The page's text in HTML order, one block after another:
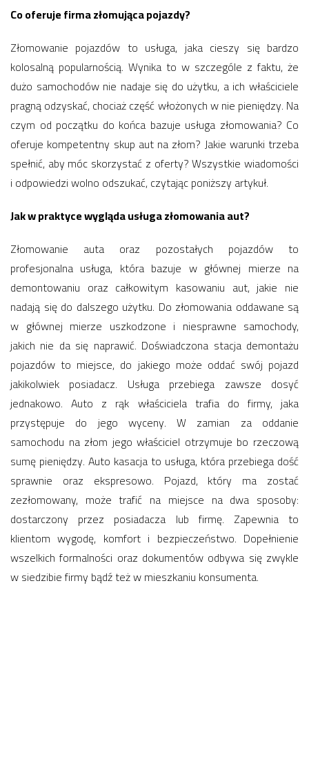
Co oferuje firma złomująca pojazdy?
Złomowanie pojazdów to usługa, jaka cieszy się bardzo
kolosalną popularnością. Wynika to w szczególe z faktu, że
dużo samochodów nie nadaje się do użytku, a ich właściciele
pragną odzyskać, chociaż część włożonych w nie pieniędzy. Na
czym od początku do końca bazuje usługa złomowania? Co
oferuje kompetentny skup aut na złom? Jakie warunki trzeba
spełnić, aby móc skorzystać z oferty? Wszystkie wiadomości
i odpowiedzi wolno odszukać, czytając poniższy artykuł.
Jak w praktyce wygląda usługa złomowania aut?
Złomowanie auta oraz pozostałych pojazdów to
profesjonalna usługa, która bazuje w głównej mierze na
demontowaniu oraz całkowitym kasowaniu aut, jakie nie
nadają się do dalszego użytku. Do złomowania oddawane są
w głównej mierze uszkodzone i niesprawne samochody,
jakich nie da się naprawić. Doświadczona stacja demontażu
pojazdów to miejsce, do jakiego może oddać swój pojazd
jakikolwiek posiadacz. Usługa przebiega zawsze dosyć
jednakowo. Auto z rąk właściciela trafia do firmy, jaka
przystępuje do jego wyceny. W zamian za oddanie
samochodu na złom jego właściciel otrzymuje bo rzeczową
sumę pieniędzy. Auto kasacja to usługa, która przebiega dość
sprawnie oraz ekspresowo. Pojazd, który ma zostać
zezłomowany, może trafić na miejsce na dwa sposoby:
dostarczony przez posiadacza lub firmę. Zapewnia to
klientom wygodę, komfort i bezpieczeństwo. Dopełnienie
wszelkich formalności oraz dokumentów odbywa się zwykle
w siedzibie firmy bądź też w mieszkaniu konsumenta.